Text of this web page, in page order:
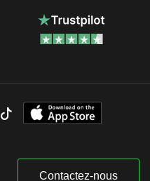
Contactez-nous